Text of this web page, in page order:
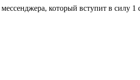
который вступит в силу 1